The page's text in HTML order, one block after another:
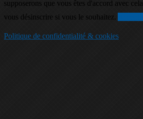
supposerons que vous êtes d'accord avec
vous désinscrire si vous le souhaitez.
Politique de confidentialité & cookies